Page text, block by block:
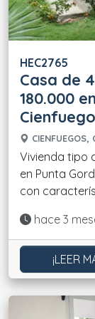
HEC2765
Casa de
180.000
CIENFUEGOS,
Vivienda tipo
en Punta
con
hace 3
¡LEER